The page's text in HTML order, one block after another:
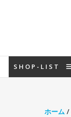
S H O P - L I S T
ホーム/